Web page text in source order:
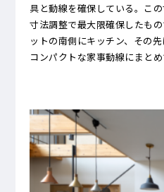
具と動線を確保している。こ
寸法調整で最大限確保したも
ットの南側にキッチン、その
コンパクトな家事動線にまとめ